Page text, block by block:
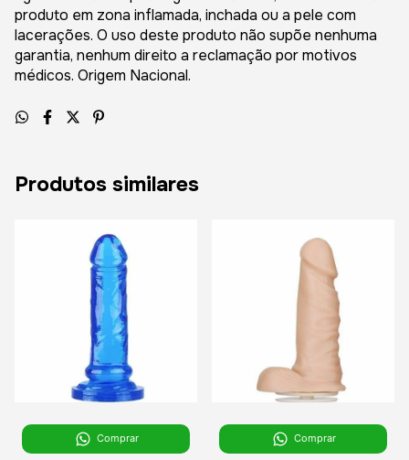
produto em zona inflamada, inchada ou a pele com
lacerações. O uso deste produto não supõe nenhuma
garantia, nenhum direito a reclamação por motivos
médicos. Origem Nacional.
Produtos similares
Comprar Comprar